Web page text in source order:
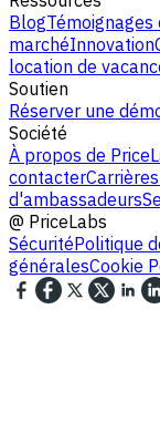
BlogTémoignages
marchéInnovation
location de
Soutien
Réserver une
Société
À propos de
contacterCarrières
d'ambassadeurs
@ PriceLabs
SécuritéPolitique
généralesCookie